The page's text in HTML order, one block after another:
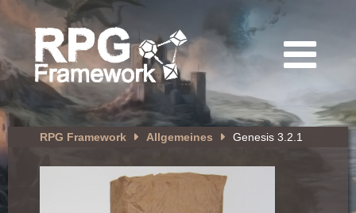
RPG Framework Allgemeines Genesis 3.2.1